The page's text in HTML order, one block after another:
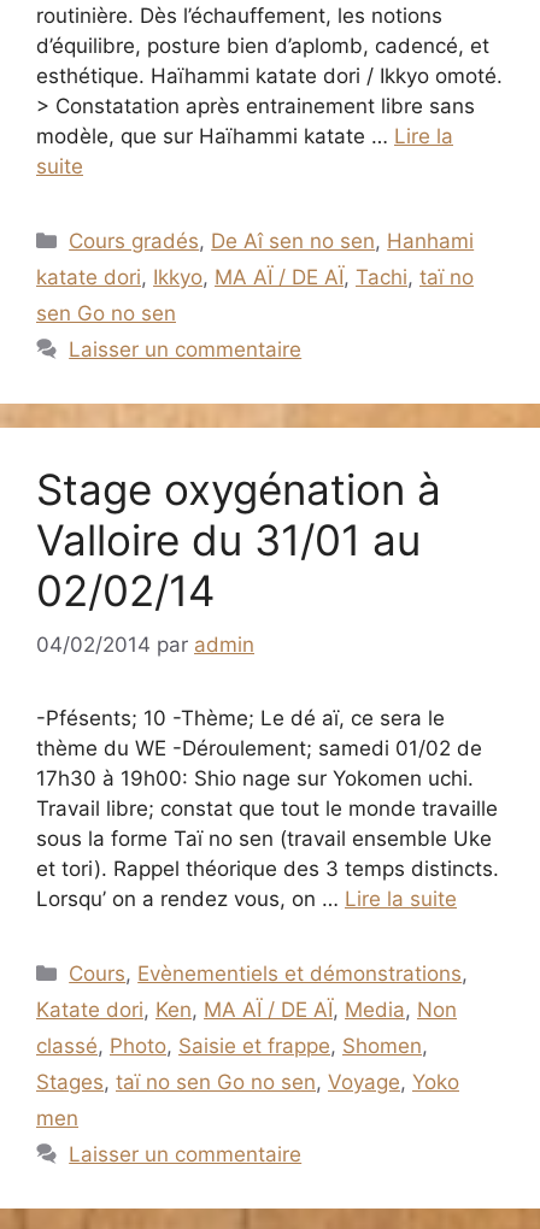
routinière. Dès l’échauffement, les notions
d’équilibre, posture bien d’aplomb, cadencé, et
esthétique. Haïhammi katate dori / Ikkyo omoté.
> Constatation après entrainement libre sans
modèle, que sur Haïhammi katate … Lire la
suite
Catégories
Cours gradés, De Aî sen no sen, Hanhami
katate dori, Ikkyo, MA AÏ / DE AÏ, Tachi, taï no
sen Go no sen
Laisser un commentaire
Stage oxygénation à
Valloire du 31/01 au
02/02/14
04/02/2014 par admin
-Pfésents; 10 -Thème; Le dé aï, ce sera le
thème du WE -Déroulement; samedi 01/02 de
17h30 à 19h00: Shio nage sur Yokomen uchi.
Travail libre; constat que tout le monde travaille
sous la forme Taï no sen (travail ensemble Uke
et tori). Rappel théorique des 3 temps distincts.
Lorsqu’ on a rendez vous, on … Lire la suite
Catégories
Cours, Evènementiels et démonstrations,
Katate dori, Ken, MA AÏ / DE AÏ, Media, Non
classé, Photo, Saisie et frappe, Shomen,
Stages, taï no sen Go no sen, Voyage, Yoko
men
Laisser un commentaire